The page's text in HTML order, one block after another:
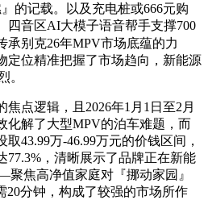
的记载。以及充电桩或666元购
四音区AI大模子语音帮手支撑700
承别克26年MPV市场底蕴的力
定位精准把握了市场趋向，新能源
。
点逻辑，且2026年1月1日至2月
化解了大型MPV的泊车难题，而
43.99万-46.99万元的价钱区间，
77.3%，清晰展示了品牌正在新能
焦高净值家庭对『挪动家园』
20分钟，构成了较强的市场所作